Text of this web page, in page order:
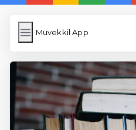
Müvekkil App
Müvekkil App
Resim Yükle
Wordpress Cache